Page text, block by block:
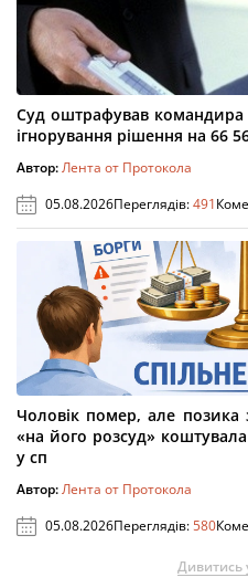
Суд оштрафував командира
ігнорування рішення на 66
Автор:Лента от Протокола
05.08.2026Переглядів:491
Чоловік помер, але
«на його розсуд»
у сп
Автор:Лента от Протокола
05.08.2026Переглядів:580
Дивитись